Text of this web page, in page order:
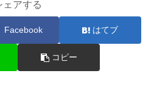
ェアする
Facebook はてブ
コピー